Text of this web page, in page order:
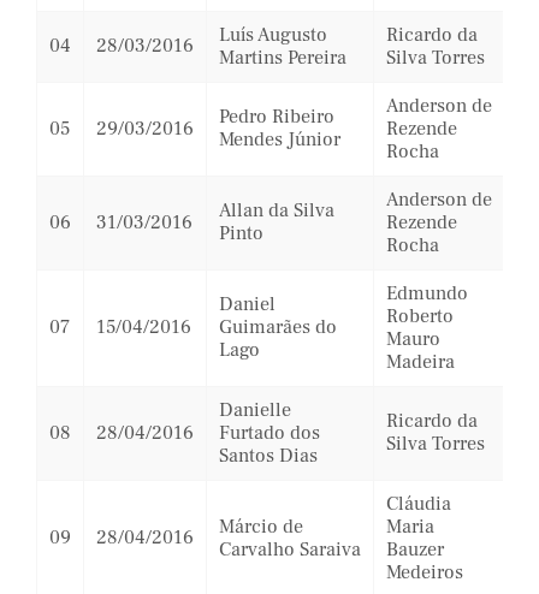
04 28/03/2016
Luís Augusto
Martins Pereira
Ricardo da
Silva Torres
05 29/03/2016
Pedro Ribeiro
Mendes Júnior
Anderson de
Rezende
Rocha
06 31/03/2016
Allan da Silva
Pinto
Anderson de
Rezende
Rocha
07 15/04/2016
Daniel
Guimarães do
Lago
Edmundo
Roberto
Mauro
Madeira
08 28/04/2016
Danielle
Furtado dos
Santos Dias
Ricardo da
Silva Torres
09 28/04/2016
Márcio de
Carvalho Saraiva
Cláudia
Maria
Bauzer
Medeiros